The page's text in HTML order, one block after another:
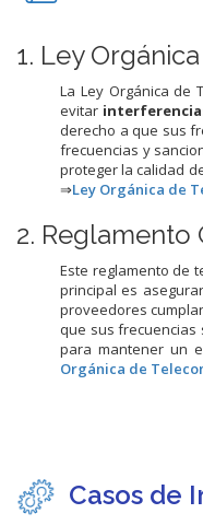
1. Ley
La Ley Orgánica de
evitar
derecho a que sus
frecuencias y
proteger la calidad
⇒Ley Orgánica de
2. Reglamento
Este reglamento de
principal es
proveedores
que sus frecuencias
para mantener un
Orgánica de
Casos de